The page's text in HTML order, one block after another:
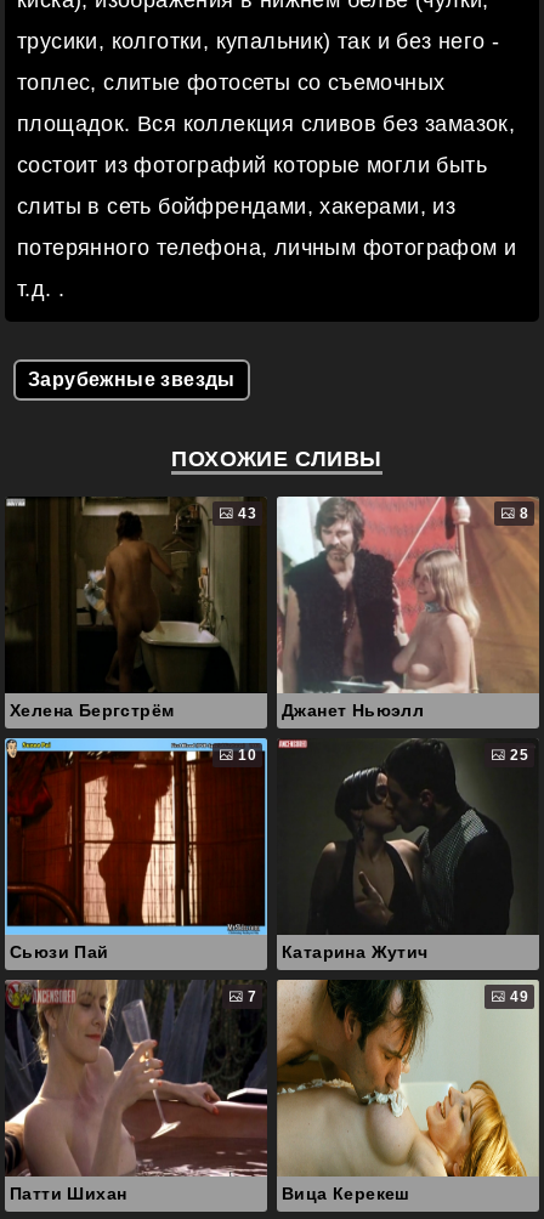
трусики, колготки, купальник) так и без него -
топлес, слитые фотосеты со съемочных
площадок. Вся коллекция сливов без замазок,
состоит из фотографий которые могли быть
слиты в сеть бойфрендами, хакерами, из
потерянного телефона, личным фотографом и
т.д. .
Зарубежные звезды
ПОХОЖИЕ СЛИВЫ
43
Хелена Бергстрём
8
Джанет Ньюэлл
10
Сьюзи Пай
25
Катарина Жутич
7
Патти Шихан
49
Вица Керекеш